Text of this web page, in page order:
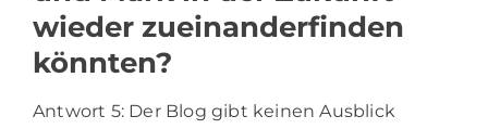
wieder zueinanderfinden
könnten?
Antwort 5: Der Blog gibt keinen Ausblick